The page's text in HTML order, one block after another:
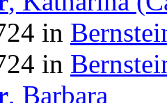
in
in
, Barbara